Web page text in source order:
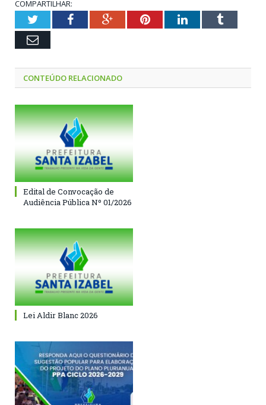
COMPARTILHAR:
TwitterFacebookGoogle+PinterestLinkedInTumblr
Email
CONTEÚDO RELACIONADO
Edital de Convocação de
Audiência Pública Nº 01/2026
Lei Aldir Blanc 2026